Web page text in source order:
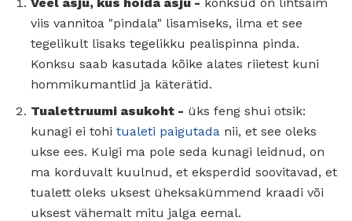
viis vannitoa "pindala" lisamiseks, ilma et see
tegelikult lisaks tegelikku pealispinna pinda.
Konksu saab kasutada kõike alates riietest kuni
hommikumantlid ja käterätid.
Tualettruumi asukoht - üks feng shui otsik:
kunagi ei tohi tualeti paigutada nii, et see oleks
ukse ees. Kuigi ma pole seda kunagi leidnud, on
ma korduvalt kuulnud, et eksperdid soovitavad, et
tualett oleks uksest üheksakümmend kraadi või
uksest vähemalt mitu jalga eemal.